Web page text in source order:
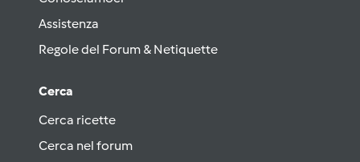
Assistenza
Regole del Forum & Netiquette
Cerca
Cerca ricette
Cerca nel forum